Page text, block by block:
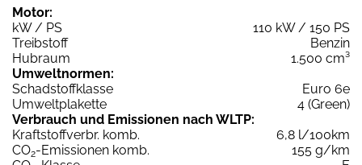
Motor:
kW / PS
110 kW / 150 PS
Treibstoff
Benzin
Hubraum
1.500 cm³
Umweltnormen:
Schadstoffklasse
Euro 6e
Umweltplakette
4 (Green)
Verbrauch und Emissionen nach WLTP:
Kraftstoffverbr. komb.
6,8 l/100km
CO2-Emissionen komb.
155 g/km